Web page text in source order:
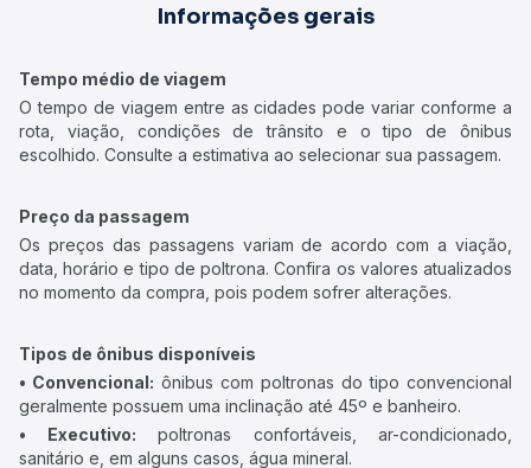
Informações gerais
Tempo médio de viagem
O tempo de viagem entre as cidades pode variar conforme a
rota, viação, condições de trânsito e o tipo de ônibus
escolhido. Consulte a estimativa ao selecionar sua passagem.
Preço da passagem
Os preços das passagens variam de acordo com a viação,
data, horário e tipo de poltrona. Confira os valores atualizados
no momento da compra, pois podem sofrer alterações.
Tipos de ônibus disponíveis
• Convencional: ônibus com poltronas do tipo convencional
geralmente possuem uma inclinação até 45º e banheiro.
• Executivo: poltronas confortáveis, ar-condicionado,
sanitário e, em alguns casos, água mineral.